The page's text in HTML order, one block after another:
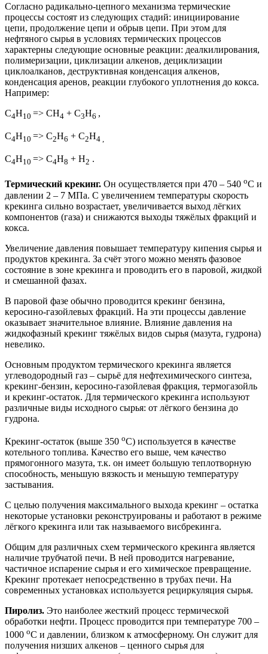
Согласно радикально-цепного механизма термические
процессы состоят из следующих стадий: инициирование
цепи, продолжение цепи и обрыв цепи. При этом для
нефтяного сырья в условиях термических процессов
характерны следующие основные реакции: деалкилирования,
полимеризации, циклизации алкенов, дециклизации
циклоалканов, деструктивная конденсация алкенов,
конденсация аренов, реакции глубокого уплотнения до кокса.
Например:
С4Н10 => СН4 + С3Н6 ,
С4Н10 => С2Н6 + С2Н4 ,
С4Н10 => С4Н8 + Н2 .
Термический крекинг. Он осуществляется при 470 – 540 оС и
давлении 2 – 7 МПа. С увеличением температуры скорость
крекинга сильно возрастает, увеличивается выход лёгких
компонентов (газа) и снижаются выходы тяжёлых фракций и
кокса.
Увеличение давления повышает температуру кипения сырья и
продуктов крекинга. За счёт этого можно менять фазовое
состояние в зоне крекинга и проводить его в паровой, жидкой
и смешанной фазах.
В паровой фазе обычно проводится крекинг бензина,
керосино-газойлевых фракций. На эти процессы давление
оказывает значительное влияние. Влияние давления на
жидкофазный крекинг тяжёлых видов сырья (мазута, гудрона)
невелико.
Основным продуктом термического крекинга является
углеводородный газ – сырьё для нефтехимического синтеза,
крекинг-бензин, керосино-газойлевая фракция, термогазойль
и крекинг-остаток. Для термического крекинга используют
различные виды исходного сырья: от лёгкого бензина до
гудрона.
Крекинг-остаток (выше 350 оС) используется в качестве
котельного топлива. Качество его выше, чем качество
прямогонного мазута, т.к. он имеет большую теплотворную
способность, меньшую вязкость и меньшую температуру
застывания.
С целью получения максимального выхода крекинг – остатка
некоторые установки реконструированы и работают в режиме
лёгкого крекинга или так называемого висбрекинга.
Общим для различных схем термического крекинга является
наличие трубчатой печи. В ней проводится нагревание,
частичное испарение сырья и его химическое превращение.
Крекинг протекает непосредственно в трубах печи. На
современных установках используется рециркуляция сырья.
Пиролиз. Это наиболее жесткий процесс термической
обработки нефти. Процесс проводится при температуре 700 –
1000 оС и давлении, близком к атмосферному. Он служит для
получения низших алкенов – ценного сырья для